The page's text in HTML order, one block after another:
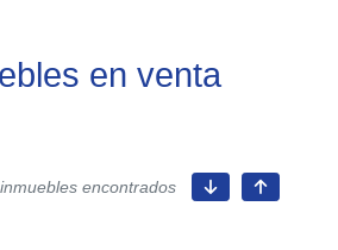
en venta
encontrados